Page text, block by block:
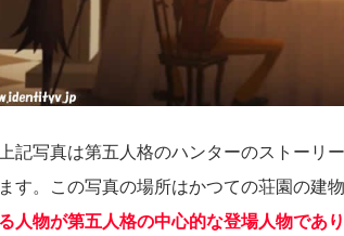
記写真は第五人格のハンターのストーリ
す。この写真の場所はかつての荘園の建物
人物が第五人格の中心的な登場人物であ